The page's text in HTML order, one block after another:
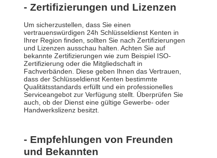
- Zertifizierungen und Lizenzen
Um sicherzustellen, dass Sie einen
vertrauenswürdigen 24h Schlüsseldienst Kenten in
Ihrer Region finden, sollten Sie nach Zertifizierungen
und Lizenzen ausschau halten. Achten Sie auf
bekannte Zertifizierungen wie zum Beispiel ISO-
Zertifizierung oder die Mitgliedschaft in
Fachverbänden. Diese geben Ihnen das Vertrauen,
dass der Schlüsseldienst Kenten bestimmte
Qualitätsstandards erfüllt und ein professionelles
Serviceangebot zur Verfügung stellt. Überprüfen Sie
auch, ob der Dienst eine gültige Gewerbe- oder
Handwerkslizenz besitzt.
- Empfehlungen von Freunden
und Bekannten